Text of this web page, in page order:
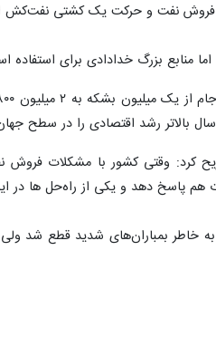
فروش نفت و حرکت یک کشتی نفت‌کش
منابع بزرگ خدادادی برای
کرد: وقتی کشور با مشکلات فروش
۶۴ و در جریان جنگ تحمیلی بعثی‌ها علیه ایران، ۲ هفته نفت